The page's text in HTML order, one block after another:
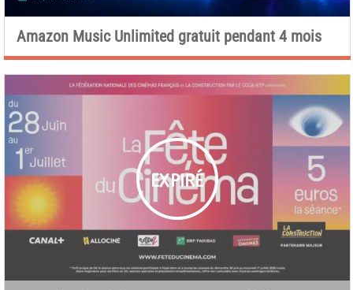
Amazon Music Unlimited gratuit pendant 4 mois